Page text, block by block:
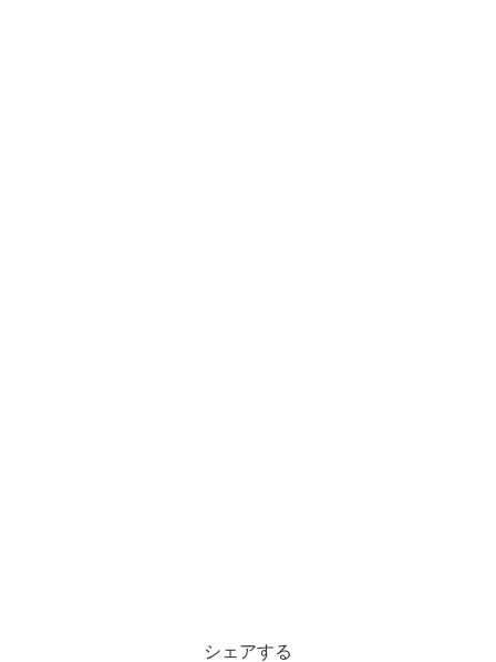
シェアする